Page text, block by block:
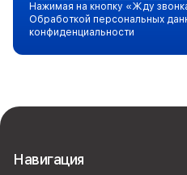
Нажимая на кнопку «Жду
Обработкой персональных
конфиденциальности
Навигация